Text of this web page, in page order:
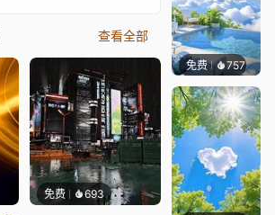
查看全部
免费 693
免费 757豆子